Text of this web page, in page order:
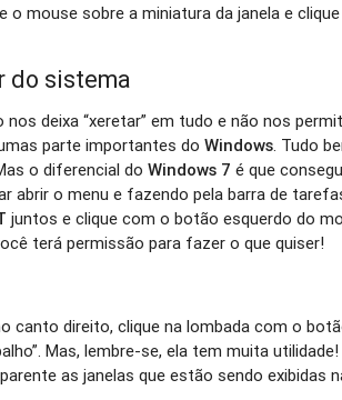
o mouse sobre a miniatura da janela e
do sistema
deixa “xeretar” em tudo e não nos
parte importantes doWindows . Tudo
o diferencial doWindows 7 é que
abrir o menu e fazendo pela barra de
juntos e clique com o botão esquerdo do
terá permissão para fazer o que quiser!
canto direito, clique na lombada com o
Mas, lembre-se, ela tem muita utilidade!
as janelas que estão sendo exibidas